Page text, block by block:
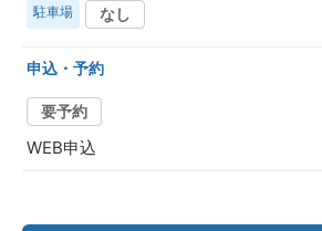
駐車場 なし
申込・予約
要予約
WEB申込